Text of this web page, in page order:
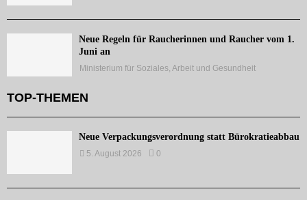
Neue Regeln für Raucherinnen und Raucher vom 1.
Juni an
Ministerium für Soziales, Arbeit und Gesundheit
TOP-THEMEN
Neue Verpackungsverordnung statt Bürokratieabbau
5. August 2026 0